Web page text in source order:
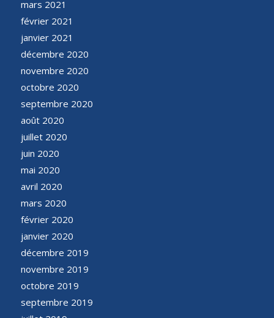
mars 2021
février 2021
janvier 2021
décembre 2020
novembre 2020
octobre 2020
septembre 2020
août 2020
juillet 2020
juin 2020
mai 2020
avril 2020
mars 2020
février 2020
janvier 2020
décembre 2019
novembre 2019
octobre 2019
septembre 2019